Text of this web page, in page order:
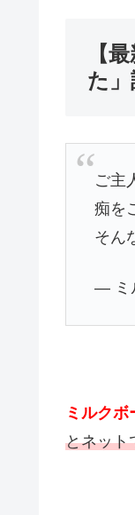
【
た」
ご主
痴を
そん
— ミ
ミルクボ
とネット